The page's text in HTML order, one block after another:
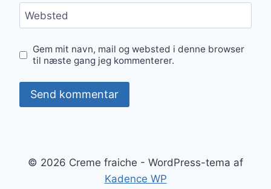
Websted
Gem mit navn, mail og websted i denne browser
til næste gang jeg kommenterer.
© 2026 Creme fraiche - WordPress-tema af
Kadence WP